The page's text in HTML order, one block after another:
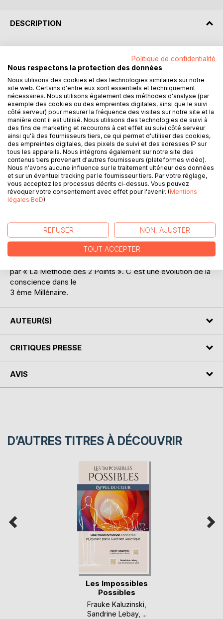
DESCRIPTION
La Matière c'est : la soupe originelle en formation
La Matière c'est : de la lumière condensée
La Matière c'est : le photon, lorsquil est observé et mesuré
Qui observe - Qui mesure - Qui juge ?
L'homme - MOI - Suis-je seulement la créature ou suis-je
également
créateur ?
Les connaissances en physique quantique apportent des
réponses fascinantes.
Une image du monde qui bouleverse tout. Lorsque cette
image est intériorisée
elle amène directement au saut quantique, à la conscience
élargie de
l'ETRE-humain.
contient également une brève introduction à « La Méthode
des 2 Points ».
Nous pouvons accéder à la matrice de guérison quantique
par « La Méthode des 2 Points ». C´est une évolution de la
conscience dans le
3 ème Millénaire.
AUTEUR(S)
CRITIQUES PRESSE
AVIS
D’AUTRES TITRES À DÉCOUVRIR
Les Impossibles
Possibles
Frauke Kaluzinski
Sandrine Lebay, ...
Politique de confidentialité
Nous respectons la protection des données
Nous utilisons des cookies et des technologies similaires sur notre
site web. Certains d'entre eux sont essentiels et techniquement
nécessaires. Nous utilisons également des méthodes d'analyse (par
exemple des cookies ou des empreintes digitales, ainsi que le suivi
côté serveur) pour mesurer la fréquence des visites sur notre site et la
manière dont il est utilisé. Nous utilisons des technologies de suivi à
des fins de marketing et recourons à cet effet au suivi côté serveur
ainsi qu'à des fournisseurs tiers, ce qui permet d'utiliser des cookies,
des empreintes digitales, des pixels de suivi et des adresses IP sur
tous les appareils. Nous intégrons également sur notre site des
contenus tiers provenant d'autres fournisseurs (plateformes vidéo).
Nous n'avons aucune influence sur le traitement ultérieur des données
et sur un éventuel tracking par le fournisseur tiers. Par votre réglage,
vous acceptez les processus décrits ci-dessus. Vous pouvez
révoquer votre consentement avec effet pour l'avenir. (Mentions
légales BoD)
REFUSER NON, AJUSTER
TOUT ACCEPTER